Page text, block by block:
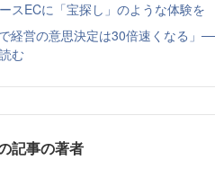
スECに「宝探し」のような体験
で経営の意思決定は30倍速くなる」
む
記事の著者